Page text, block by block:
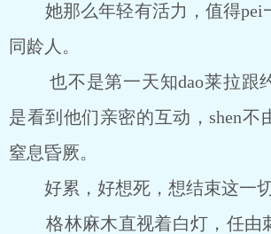
她那么年轻有活力，值得pei
同龄人。
也不是第一天知dao莱拉跟
是看到他们亲密的互动，shen不
窒息昏厥。
好累，好想死，想结束这一切
格林麻木直视着白灯，任由